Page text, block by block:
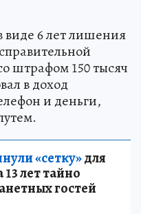
виде 6 лет лишения
штрафом 150 тысяч
в доход
и деньги,
«сетку»для
лет тайно
гостей